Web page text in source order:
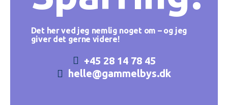
Det her ved jeg nemlig noget om – og jeg
giver det gerne videre!
+45 28 14 78 45
helle@gammelbys.dk